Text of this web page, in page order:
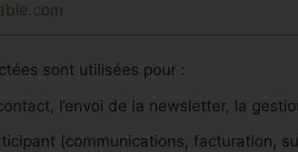
sont utilisées pour :
l’envoi de la newsletter, la
(communications, facturation,